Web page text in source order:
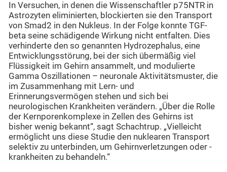
In Versuchen, in denen die Wissenschaftler p75NTR in
Astrozyten eliminierten, blockierten sie den Transport
von Smad2 in den Nukleus. In der Folge konnte TGF-
beta seine schädigende Wirkung nicht entfalten. Dies
verhinderte den so genannten Hydrozephalus, eine
Entwicklungsstörung, bei der sich übermäßig viel
Flüssigkeit im Gehirn ansammelt, und modulierte
Gamma Oszillationen – neuronale Aktivitätsmuster, die
im Zusammenhang mit Lern- und
Erinnerungsvermögen stehen und sich bei
neurologischen Krankheiten verändern. „Über die Rolle
der Kernporenkomplexe in Zellen des Gehirns ist
bisher wenig bekannt“, sagt Schachtrup. „Vielleicht
ermöglicht uns diese Studie den nuklearen Transport
selektiv zu unterbinden, um Gehirnverletzungen oder -
krankheiten zu behandeln.“